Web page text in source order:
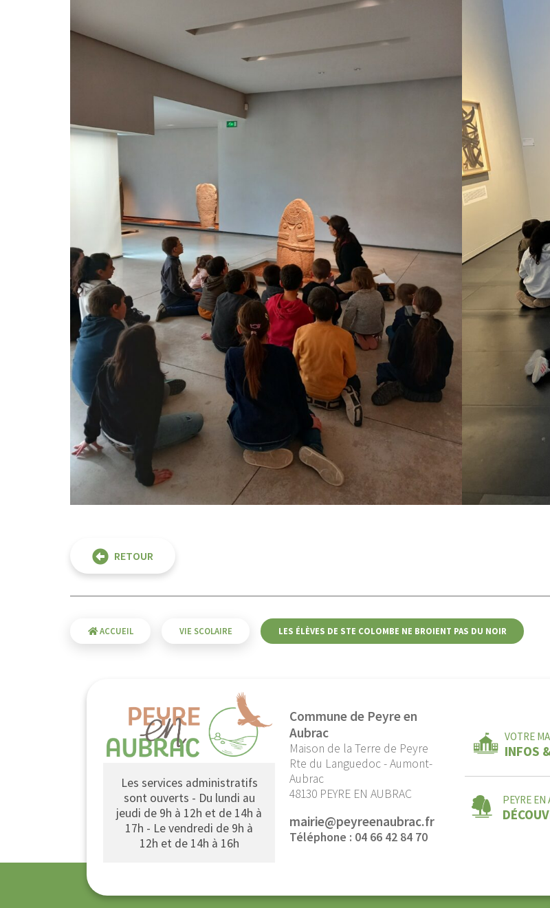
RETOUR
ACCUEIL VIE SCOLAIRE LES ÉLÈVES DE STE COLOMBE NE BROIENT PAS DU NOIR
Les services administratifs
sont ouverts - Du lundi au
jeudi de 9h à 12h et de 14h à
17h - Le vendredi de 9h à
12h et de 14h à 16h
Commune de Peyre en
Aubrac
Maison de la Terre de Peyre
Rte du Languedoc - Aumont-
Aubrac
48130 PEYRE EN AUBRAC
mairie@peyreenaubrac.fr
Téléphone : 04 66 42 84 70
VOTRE
INFOS
PEYRE EN